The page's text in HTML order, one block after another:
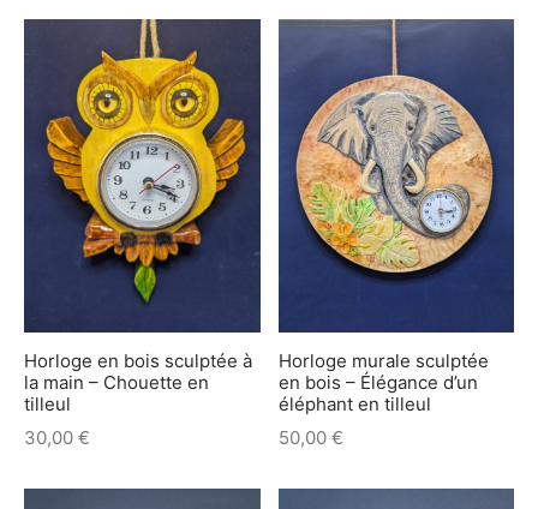
Horloge en bois sculptée à
la main – Chouette en
tilleul
30,00 €
Horloge murale sculptée
en bois – Élégance d’un
éléphant en tilleul
50,00 €